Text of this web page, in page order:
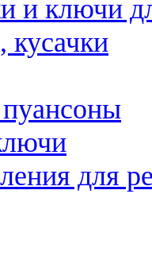
и ключи
кусачки
для